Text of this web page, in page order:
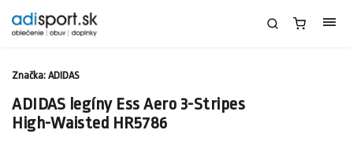
ADIDAS legíny Ess Aero 3-Stripes
High-Waisted HR5786
Značka: ADIDAS